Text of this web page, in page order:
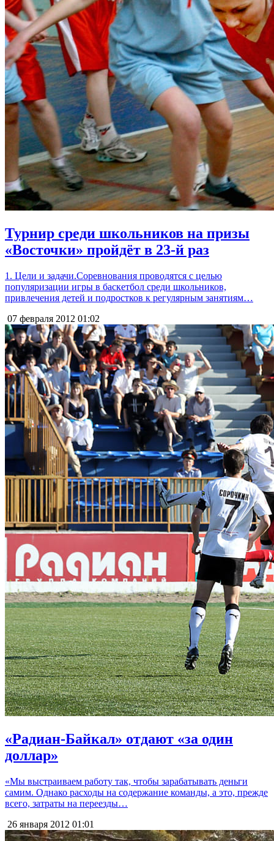
Турнир среди школьников на призы
«Восточки» пройдёт в 23-й раз
1. Цели и задачи.Соревнования проводятся с целью
популяризации игры в баскетбол среди школьников,
привлечения детей и подростков к регулярным занятиям…
07 февраля 2012 01:02
«Радиан-Байкал» отдают «за один
доллар»
«Мы выстраиваем работу так, чтобы зарабатывать деньги
самим. Однако расходы на содержание команды, а это, прежде
всего, затраты на переезды…
26 января 2012 01:01